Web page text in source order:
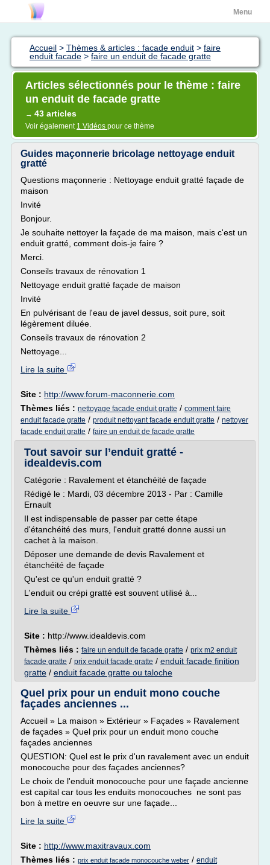
Menu
Accueil > Thèmes & articles : facade enduit > faire
enduit facade > faire un enduit de facade gratte
Articles sélectionnés pour le thème : faire
un enduit de facade gratte
→ 43 articles
Voir également 1 Vidéos pour ce thème
Guides maçonnerie bricolage nettoyage enduit
gratté
Questions maçonnerie : Nettoyage enduit gratté façade de
maison
Invité
Bonjour.
Je souhaite nettoyer la façade de ma maison, mais c'est un
enduit gratté, comment dois-je faire ?
Merci.
Conseils travaux de rénovation 1
Nettoyage enduit gratté façade de maison
Invité
En pulvérisant de l'eau de javel dessus, soit pure, soit
légèrement diluée.
Conseils travaux de rénovation 2
Nettoyage...
Lire la suite
Site : http://www.forum-maconnerie.com
Thèmes liés : nettoyage facade enduit gratte / comment faire
enduit facade gratte / produit nettoyant facade enduit gratte / nettoyer
facade enduit gratte / faire un enduit de facade gratte
Tout savoir sur l’enduit gratté -
idealdevis.com
Catégorie : Ravalement et étanchéité de façade
Rédigé le : Mardi, 03 décembre 2013 - Par : Camille
Ernault
Il est indispensable de passer par cette étape
d'étanchéité des murs, l'enduit gratté donne aussi un
cachet à la maison.
Déposer une demande de devis Ravalement et
étanchéité de façade
Qu'est ce qu'un enduit gratté ?
L'enduit ou crépi gratté est souvent utilisé à...
Lire la suite
Site : http://www.idealdevis.com
Thèmes liés : faire un enduit de facade gratte / prix m2 enduit
facade gratte / prix enduit facade gratte / enduit facade finition
gratte / enduit facade gratte ou taloche
Quel prix pour un enduit mono couche
façades anciennes ...
Accueil » La maison » Extérieur » Façades » Ravalement
de façades » Quel prix pour un enduit mono couche
façades anciennes
QUESTION: Quel est le prix d'un ravalement avec un enduit
monocouche pour des façades anciennes?
Le choix de l'enduit monocouche pour une façade ancienne
est capital car tous les enduits monocouches ne sont pas
bon à mettre en oeuvre sur une façade...
Lire la suite
Site : http://www.maxitravaux.com
Thèmes liés : prix enduit facade monocouche weber / enduit